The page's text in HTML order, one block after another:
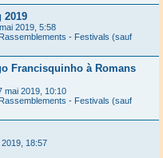
2019
2019, 5:58
- Festivals (sauf
Francisquinho à Romans
mai 2019, 10:10
- Festivals (sauf
18:57